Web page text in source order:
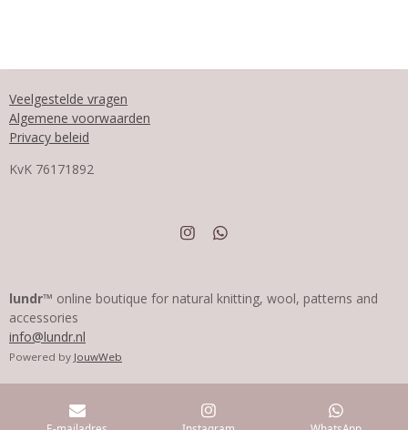
Veelgestelde vragen
Algemene voorwaarden
Privacy beleid
KvK 76171892
I
a
W
s
lundr™ online boutique for natural knitting, wool, patterns and
accessories
info@lundr.nl
Powered by JouwWeb